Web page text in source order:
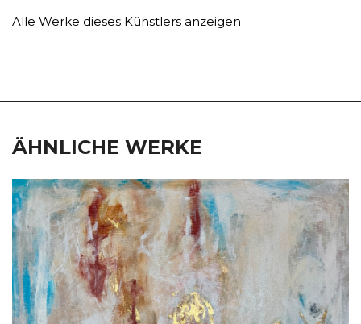
Alle Werke dieses Künstlers anzeigen
ÄHNLICHE WERKE